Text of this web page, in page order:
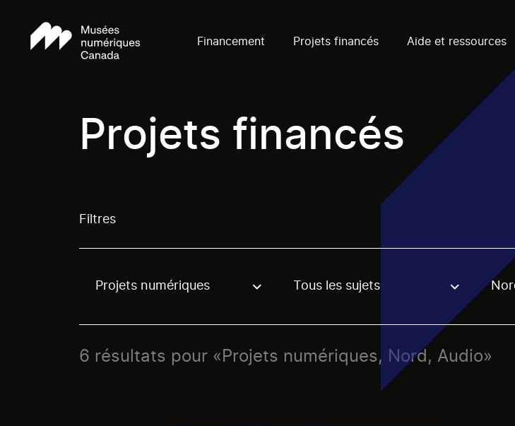
Financement Projets financés Aide et ressources
Projets financés
Filtres
Use these options to filter projects by topic, stream or regon. The filter will be
Projets numériques Tous les sujets
6 résultats pour «Projets numériques, Nord, Audio»